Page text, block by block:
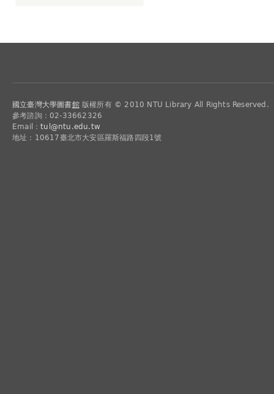
國立臺灣大學圖書館版權所有 © 2010 NTU Library All Rights Reserved.
參考諮詢：02-33662326
Email：tul@ntu.edu.tw
地址：10617臺北市大安區羅斯福路四段1號